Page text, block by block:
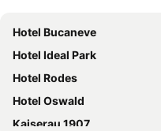
Hotel Bucaneve
Hotel Ideal Park
Hotel Rodes
Hotel Oswald
Kaiserau 1907